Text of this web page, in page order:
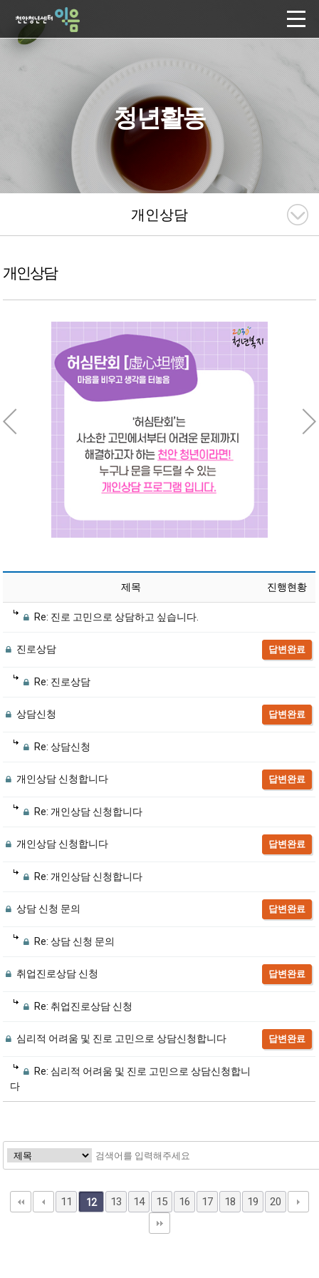
청년활동
개인상담
개인상담
제목 진행현황
Re: 진로 고민으로 상담하고 싶습니다.
진로상담 답변완료
Re: 진로상담
상담신청 답변완료
Re: 상담신청
개인상담 신청합니다 답변완료
Re: 개인상담 신청합니다
개인상담 신청합니다 답변완료
Re: 개인상담 신청합니다
상담 신청 문의 답변완료
Re: 상담 신청 문의
취업진로상담 신청 답변완료
Re: 취업진로상담 신청
심리적 어려움 및 진로 고민으로 상담신청합니다 답변완료
Re: 심리적 어려움 및 진로 고민으로 상담신청합니
다
11 12 13 14 15 16 17 18 19 20